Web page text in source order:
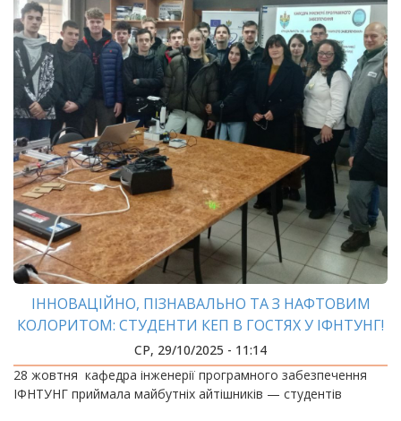
ІННОВАЦІЙНО, ПІЗНАВАЛЬНО ТА З НАФТОВИМ
КОЛОРИТОМ: СТУДЕНТИ КЕП В ГОСТЯХ У ІФНТУНГ!
СР, 29/10/2025 - 11:14
28 жовтня кафедра інженерії програмного забезпечення
ІФНТУНГ приймала майбутніх айтішників — студентів